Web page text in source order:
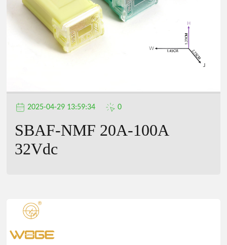
2025-04-29 13:59:34 0
SBAF-NMF 20A-100A
32Vdc